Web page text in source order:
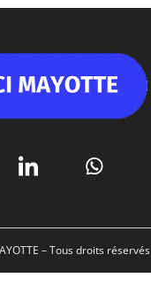
– Tous droits réservés